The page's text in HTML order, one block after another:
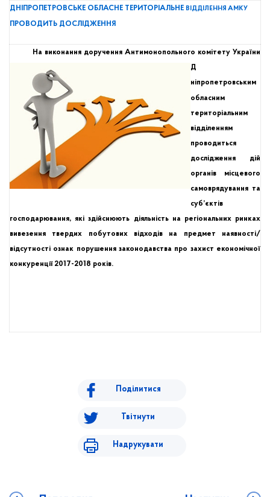
ДНІПРОПЕТРОВСЬКЕ ОБЛАСНЕ ТЕРИТОРІАЛЬНЕ ВІДДІЛЕННЯ АМКУ
ПРОВОДИТЬ ДОСЛІДЖЕННЯ
На виконання доручення Антимонопольного комітету України
Д
ніпропетровським
обласним
територіальним
відділенням
проводиться
дослідження дій
органів місцевого
самоврядування та
суб’єктів
господарювання, які здійснюють діяльність на регіональних ринках
вивезення твердих побутових відходів на предмет наявності/
відсутності ознак порушення законодавства про захист економічної
конкуренції 2017-2018 років.
Поділитися
Твітнути
Надрукувати